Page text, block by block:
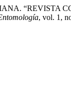
“REVISTA
, vol. 1,